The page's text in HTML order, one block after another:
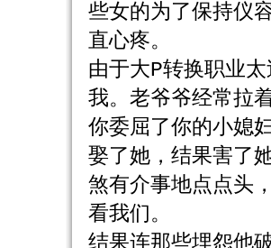
些女的为了保持仪
直心疼。
由于大P转换职业
我。老爷爷经常拉
你委屈了你的小媳
娶了她，结果害了
煞有介事地点点头
看我们。